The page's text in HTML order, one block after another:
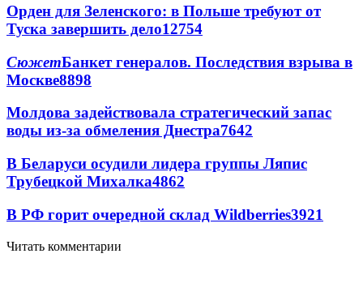
Орден для Зеленского: в Польше требуют от
Туска завершить дело12754
СюжетБанкет генералов. Последствия взрыва в
Москве8898
Молдова задействовала стратегический запас
воды из-за обмеления Днестра7642
В Беларуси осудили лидера группы Ляпис
Трубецкой Михалка4862
В РФ горит очередной склад Wildberries3921
Читать комментарии